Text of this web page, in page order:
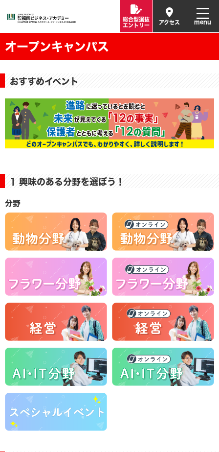
総合型選抜
エントリー
アクセス menu
オープンキャンパス
おすすめイベント
1 興味のある分野を選ぼう！
分野